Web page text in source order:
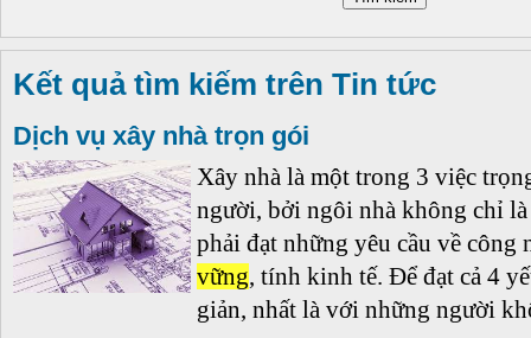
Kết quả tìm kiếm trên Tin tức
Dịch vụ xây nhà trọn gói
Xây nhà là một trong 3 việc
người, bởi ngôi nhà không chỉ là
phải đạt những yêu cầu về
vững, tính kinh tế. Để đạt cả 4
giản, nhất là với những người